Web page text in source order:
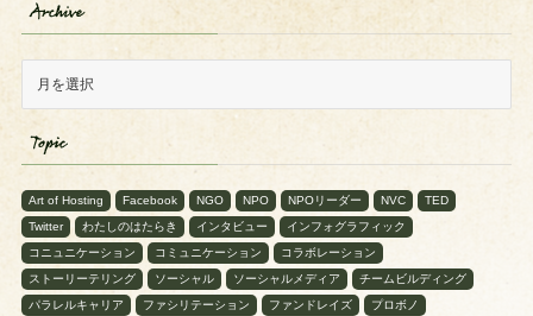
Archive
Topic
Art of Hosting Facebook NGO NPO NPOリーダー NVC
TED
Twitter
わたしのはたらき インタビュー
インフォグラフィック
コニュニケーション
コミュニケーション
コラボレーション
ストーリーテリング
ソーシャル ソーシャルメディア
チームビルディング
パラレルキャリア
ファシリテーション ファンドレイズ
プロボノ